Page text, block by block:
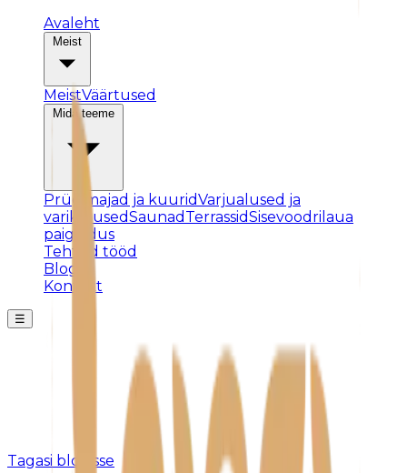
Avaleht
MeistVäärtused
Prügimajad ja kuuridVarjualused ja
varikatusedSaunad TerrassidSisevoodrilaua
paigaldus
Tehtud tööd
Blogi
Kontakt
☰
Posti ei leitud
Kahjuks pole sellist postitust olemas või see on
Tagasi blogisse